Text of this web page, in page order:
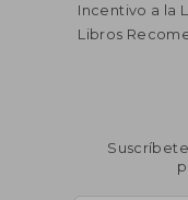
Incentivo a la
Libros